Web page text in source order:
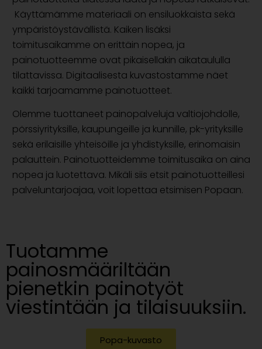
Käyttämämme materiaali on ensiluokkaista sekä
ympäristöystävällistä. Kaiken lisäksi
toimitusaikamme on erittäin nopea, ja
painotuotteemme ovat pikaisellakin aikataululla
tilattavissa. Digitaalisesta kuvastostamme näet
kaikki tarjoamamme painotuotteet.
Olemme tuottaneet painopalveluja valtiojohdolle,
pörssiyrityksille, kaupungeille ja kunnille, pk-yrityksille
sekä erilaisille yhteisöille ja yhdistyksille, erinomaisin
palauttein. Painotuotteidemme toimitusaika on aina
nopea ja luotettava. Mikäli siis etsit painotuotteillesi
palveluntarjoajaa, voit lopettaa etsimisen Popaan.
Tuotamme
painosmääriltään
pienetkin painotyöt
viestintään ja tilaisuuksiin.
Popa-kuvasto